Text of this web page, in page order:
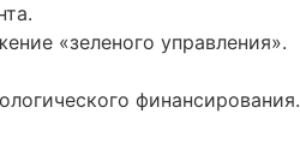
«зеленого управления».
финансирования.